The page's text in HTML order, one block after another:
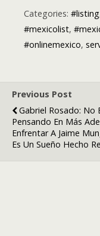
Categories: #listing
#mexicolist,
#onlinemexico,
Previous Post
Gabriel Rosado: No
Pensando En Más
Enfrentar A Jaime
Es Un Sueño Hecho